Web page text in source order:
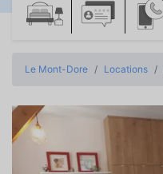
Le Mont-Dore Locations